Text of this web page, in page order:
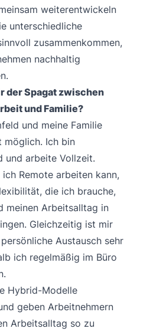
weiterentwickeln
unterschiedliche
zusammenkommen,
nachhaltig
der Spagat zwischen
und Familie?
und meine Familie
möglich. Ich bin
und arbeite Vollzeit.
Remote arbeiten kann,
die ich brauche,
meinen Arbeitsalltag in
Gleichzeitig ist mir
Austausch sehr
ich regelmäßig im Büro
Hybrid-Modelle
geben Arbeitnehmern
Arbeitsalltag so zu